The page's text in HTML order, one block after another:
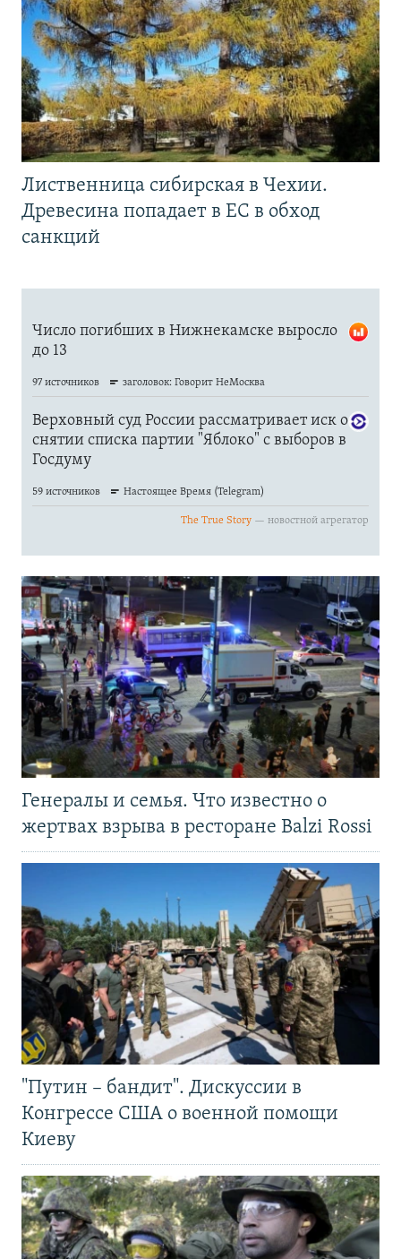
Лиственница сибирская в Чехии.
Древесина попадает в ЕС в обход
санкций
Генералы и семья. Что известно о
жертвах взрыва в ресторане Balzi Rossi
"Путин – бандит". Дискуссии в
Конгрессе США о военной помощи
Киеву